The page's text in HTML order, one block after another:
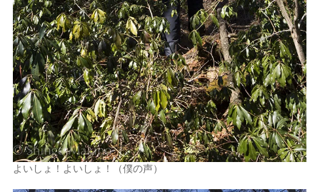
よいしょ！よいしょ！（僕の声）